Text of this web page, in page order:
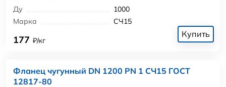
Ду
1000
Марка
СЧ15
177 ₽/кг
Купить
Фланец чугунный DN 1200 PN 1 СЧ15 ГОСТ
12817-80